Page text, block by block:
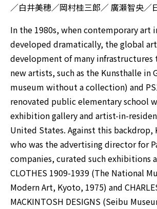
／白井美穂／岡村桂三郎／ 廣瀬智央／
In the 1980s, when contemporary art
developed dramatically, the global
development of many infrastructures
new artists, such as the Kunsthalle in
museum without a collection) and
renovated public elementary school
exhibition gallery and artist-in-
United States. Against this backdrop,
who was the advertising director for
companies, curated such exhibitions
CLOTHES 1909-1939 (The National
Modern Art, Kyoto, 1975) and
MACKINTOSH DESIGNS (Seibu